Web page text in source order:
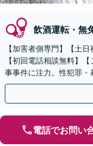
飲酒運転・無
【加害者側専門】【土
【初回電話相談無料】
事事件に注力。性犯罪
幅広く対応◎迅速な対応
電話でお問い